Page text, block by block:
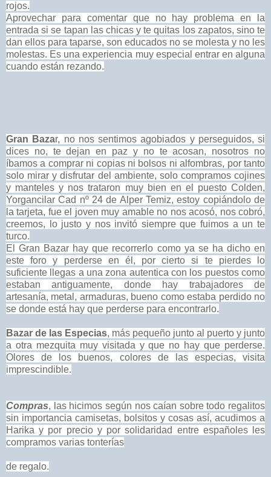
rojos.
Aprovechar para comentar que no hay problema en la
entrada si se tapan las chicas y te quitas los zapatos, sino te
dan ellos para taparse, son educados no se molesta y no les
molestas. Es una experiencia muy especial entrar en alguna
cuando están rezando.
Gran Bazar, no nos sentimos agobiados y perseguidos, si
dices no, te dejan en paz y no te acosan, nosotros no
íbamos a comprar ni copias ni bolsos ni alfombras, por tanto
solo mirar y disfrutar del ambiente, solo compramos cojines
y manteles y nos trataron muy bien en el puesto Colden,
Yorgancilar Cad nº 24 de Alper Temiz, estoy copiándolo de
la tarjeta, fue el joven muy amable no nos acosó, nos cobró,
creemos, lo justo y nos invitó siempre que fuimos a un te
turco.
El Gran Bazar hay que recorrerlo como ya se ha dicho en
este foro y perderse en él, por cierto si te pierdes lo
suficiente llegas a una zona autentica con los puestos como
estaban antiguamente, donde hay trabajadores de
artesanía, metal, armaduras, bueno como estaba perdido no
se donde está hay que perderse para encontrarlo.
Bazar de las Especias, más pequeño junto al puerto y junto
a otra mezquita muy visitada y que no hay que perderse.
Olores de los buenos, colores de las especias, visita
imprescindible.
Compras, las hicimos según nos caían sobre todo regalitos
sin importancia camisetas, bolsitos y cosas así, acudimos a
Harika y por precio y por solidaridad entre españoles les
compramos varias tonterías
de regalo.